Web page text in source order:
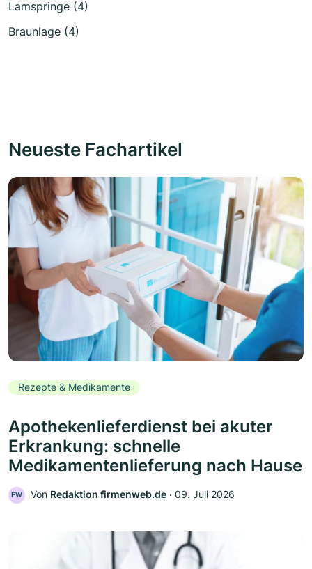
Lamspringe (4)
Braunlage (4)
Neueste Fachartikel
Rezepte & Medikamente
Apothekenlieferdienst bei akuter
Erkrankung: schnelle
Medikamentenlieferung nach Hause
FW Von Redaktion firmenweb.de ‧ 09. Juli 2026